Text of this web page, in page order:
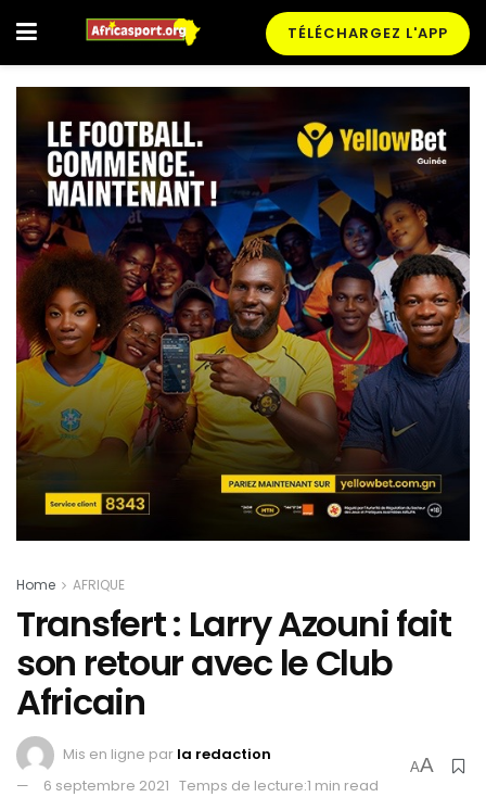
TÉLÉCHARGEZ L'APP
Home AFRIQUE
Transfert : Larry Azouni fait
son retour avec le Club
Africain
Mis en ligne par la redaction
6 septembre 2021 Temps de lecture:1 min read
AA